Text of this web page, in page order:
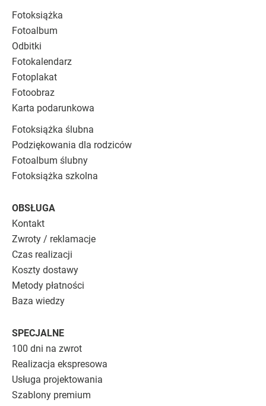
Fotoksiążka
Fotoalbum
Odbitki
Fotokalendarz
Fotoplakat
Fotoobraz
Karta podarunkowa
Fotoksiążka ślubna
Podziękowania dla rodziców
Fotoalbum ślubny
Fotoksiążka szkolna
OBSŁUGA
Kontakt
Zwroty / reklamacje
Czas realizacji
Koszty dostawy
Metody płatności
Baza wiedzy
SPECJALNE
100 dni na zwrot
Realizacja ekspresowa
Usługa projektowania
Szablony premium